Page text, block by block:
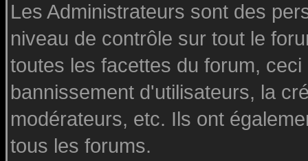
Les Administrateurs sont des
niveau de contrôle sur tout le
toutes les facettes du forum,
bannissement d'utilisateurs, la
modérateurs, etc. Ils ont
tous les forums.